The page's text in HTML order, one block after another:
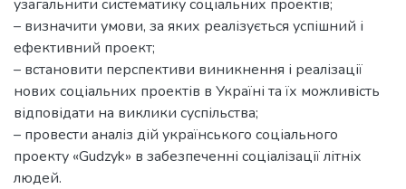
узагальнити систематику соціальних проектів;
– визначити умови, за яких реалізується успішний і
ефективний проект;
– встановити перспективи виникнення і реалізації
нових соціальних проектів в Україні та їх можливість
відповідати на виклики суспільства;
– провести аналіз дій українського соціального
проекту «Gudzyk» в забезпеченні соціалізації літніх
людей.